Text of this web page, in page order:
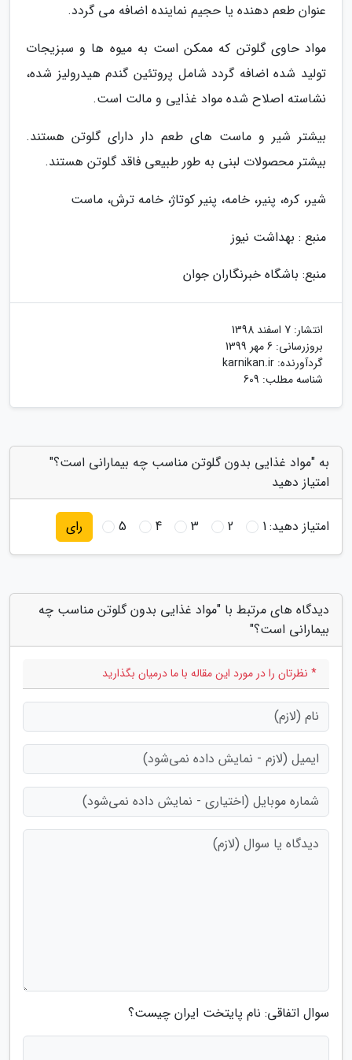
عنوان طعم دهنده یا حجیم نماینده اضافه می گردد.
مواد حاوی گلوتن که ممکن است به میوه ها و سبزیجات
تولید شده اضافه گردد شامل پروتئین گندم هیدرولیز شده،
نشاسته اصلاح شده مواد غذایی و مالت است.
بیشتر شیر و ماست های طعم دار دارای گلوتن هستند.
بیشتر محصولات لبنی به طور طبیعی فاقد گلوتن هستند.
شیر، کره، پنیر، خامه، پنیر کوتاژ، خامه ترش، ماست
منبع : بهداشت نیوز
منبع: باشگاه خبرنگاران جوان
انتشار: 7 اسفند 1398
بروزرسانی: 6 مهر 1399
گردآورنده: karnikan.ir
شناسه مطلب: 609
به "مواد غذایی بدون گلوتن مناسب چه بیمارانی است؟"
امتیاز دهید
امتیاز دهید:1
2
3
4
5 رای
دیدگاه های مرتبط با "مواد غذایی بدون گلوتن مناسب چه
بیمارانی است؟"
* نظرتان را در مورد این مقاله با ما درمیان بگذارید
سوال اتفاقی: نام پایتخت ایران چیست؟